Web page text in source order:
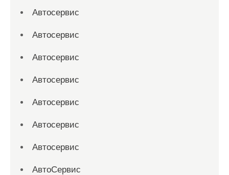
Автосервис
Автосервис
Автосервис
Автосервис
Автосервис
Автосервис
Автосервис
АвтоСервис